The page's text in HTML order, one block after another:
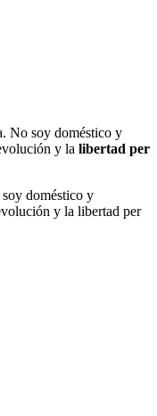
No soy doméstico y
y la libertad per
doméstico y
y la libertad per